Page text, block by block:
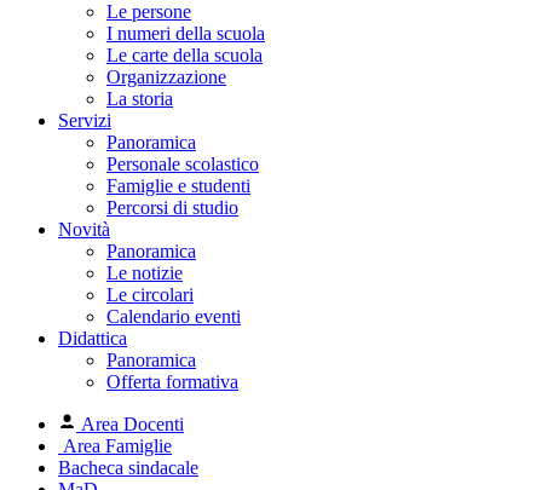
Le persone
I numeri della scuola
Le carte della scuola
Organizzazione
La storia
Servizi
Panoramica
Personale scolastico
Famiglie e studenti
Percorsi di studio
Novità
Panoramica
Le notizie
Le circolari
Calendario eventi
Didattica
Panoramica
Offerta formativa
Area Docenti
Area Famiglie
Bacheca sindacale